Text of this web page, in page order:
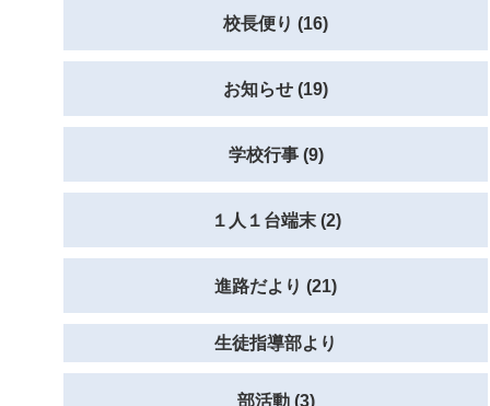
校長便り (16)
お知らせ (19)
学校行事 (9)
１人１台端末 (2)
進路だより (21)
生徒指導部より
部活動 (3)